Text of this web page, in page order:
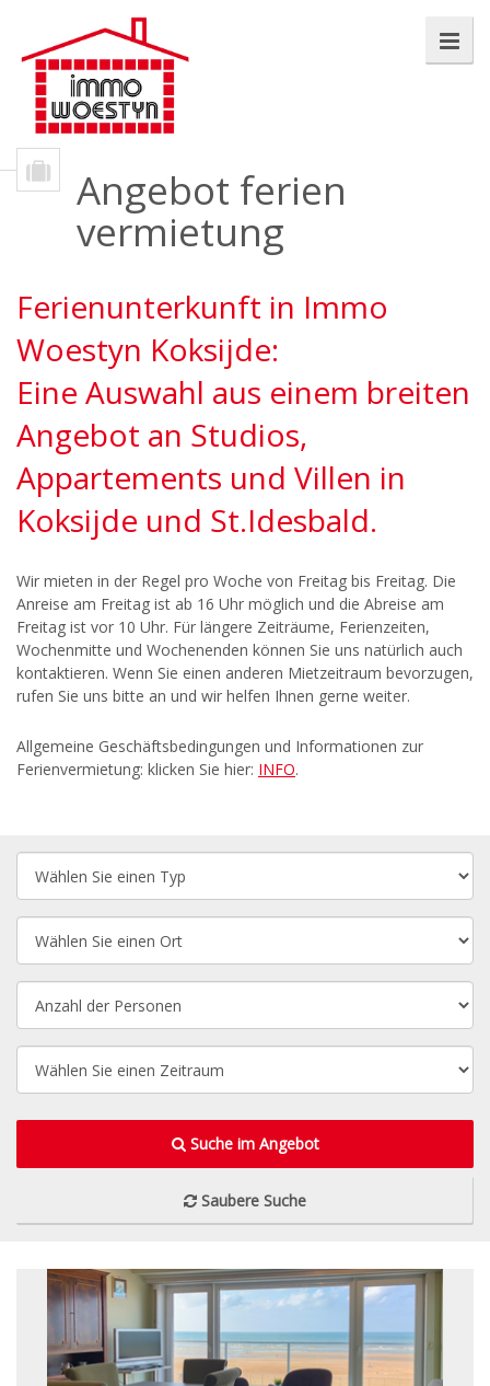
Angebot ferien
vermietung
Ferienunterkunft in Immo
Woestyn Koksijde:
Eine Auswahl aus einem breiten
Angebot an Studios,
Appartements und Villen in
Koksijde und St.Idesbald.
Wir mieten in der Regel pro Woche von Freitag bis Freitag. Die
Anreise am Freitag ist ab 16 Uhr möglich und die Abreise am
Freitag ist vor 10 Uhr. Für längere Zeiträume, Ferienzeiten,
Wochenmitte und Wochenenden können Sie uns natürlich auch
kontaktieren. Wenn Sie einen anderen Mietzeitraum bevorzugen,
rufen Sie uns bitte an und wir helfen Ihnen gerne weiter.
Allgemeine Geschäftsbedingungen und Informationen zur
Ferienvermietung: klicken Sie hier: INFO.
Suche im Angebot
Saubere Suche